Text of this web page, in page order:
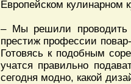
Европейском кулинарном
– Мы решили проводить
престиж профессии
Готовясь к подобным
учатся правильно
сегодня модно, какой